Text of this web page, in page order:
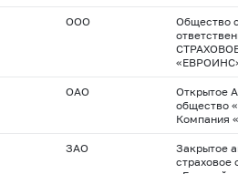
ООО
Общество
ОАО
Открытое
общество
Компания
ЗАО
Закрытое
страховое